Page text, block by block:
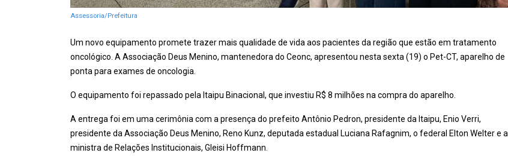
Assessoria/Prefeitura
Um novo equipamento promete trazer mais qualidade de vida aos pacientes da região que estão em tratamento
oncológico. A Associação Deus Menino, mantenedora do Ceonc, apresentou nesta sexta (19) o Pet-CT, aparelho de
ponta para exames de oncologia.
O equipamento foi repassado pela Itaipu Binacional, que investiu R$ 8 milhões na compra do aparelho.
A entrega foi em uma cerimônia com a presença do prefeito Antônio Pedron, presidente da Itaipu, Enio Verri,
presidente da Associação Deus Menino, Reno Kunz, deputada estadual Luciana Rafagnim, o federal Elton Welter e a
ministra de Relações Institucionais, Gleisi Hoffmann.